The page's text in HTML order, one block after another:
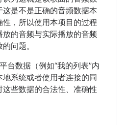
是不是正确的音频数据本
，所以使用本项目的过程
的音频与实际播放的音频
问题。
台数据（例如“我的列表”内
系统或者使用者连接的同
些数据的合法性、准确性